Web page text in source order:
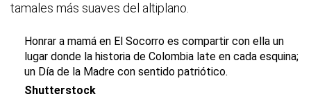
tamales más suaves del altiplano.
Honrar a mamá en El Socorro es compartir con ella un
lugar donde la historia de Colombia late en cada esquina;
un Día de la Madre con sentido patriótico.
Shutterstock